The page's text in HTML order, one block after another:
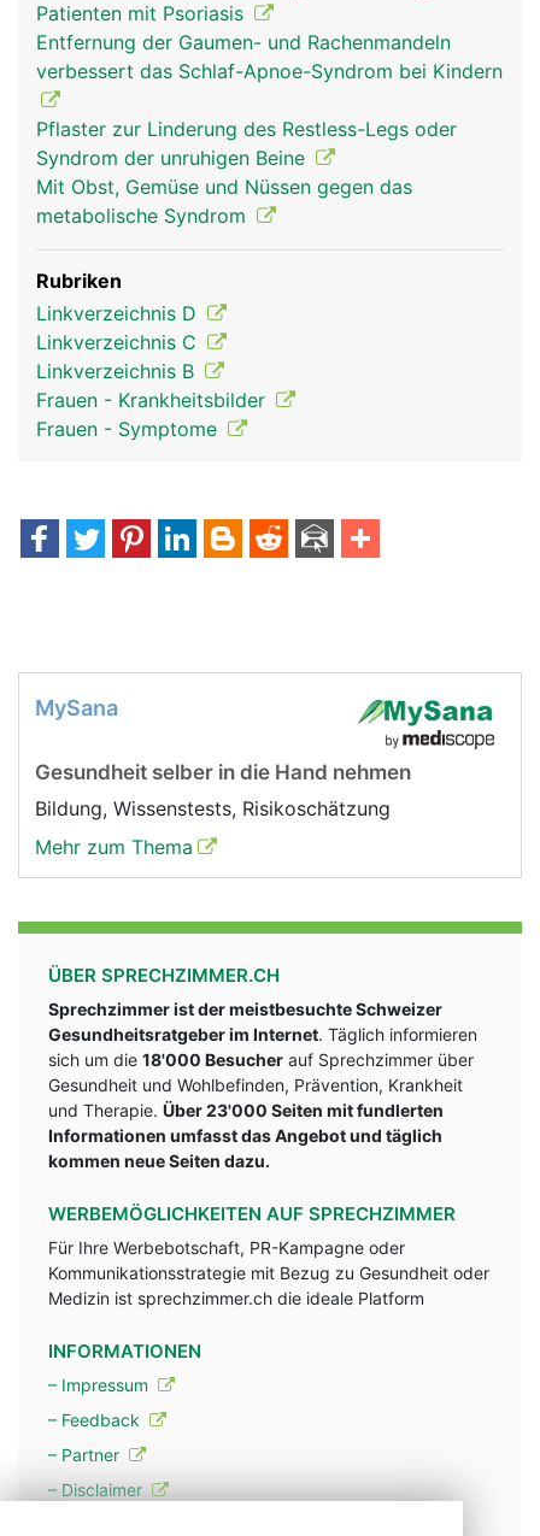
Patienten mit Psoriasis
Entfernung der Gaumen- und Rachenmandeln
verbessert das Schlaf-Apnoe-Syndrom bei Kindern
Pflaster zur Linderung des Restless-Legs oder
Syndrom der unruhigen Beine
Mit Obst, Gemüse und Nüssen gegen das
metabolische Syndrom
Rubriken
Linkverzeichnis D
Linkverzeichnis C
Linkverzeichnis B
Frauen - Krankheitsbilder
Frauen - Symptome
MySana
Gesundheit selber in die Hand nehmen
Bildung, Wissenstests, Risikoschätzung
Mehr zum Thema
ÜBER SPRECHZIMMER.CH
Sprechzimmer ist der meistbesuchte Schweizer
Gesundheitsratgeber im Internet. Täglich informieren
sich um die 18'000 Besucher auf Sprechzimmer über
Gesundheit und Wohlbefinden, Prävention, Krankheit
und Therapie. Über 23'000 Seiten mit fundlerten
Informationen umfasst das Angebot und täglich
kommen neue Seiten dazu.
WERBEMÖGLICHKEITEN AUF SPRECHZIMMER
Für Ihre Werbebotschaft, PR-Kampagne oder
Kommunikationsstrategie mit Bezug zu Gesundheit oder
Medizin ist sprechzimmer.ch die ideale Platform
INFORMATIONEN
– Impressum
– Feedback
– Partner
– Disclaimer